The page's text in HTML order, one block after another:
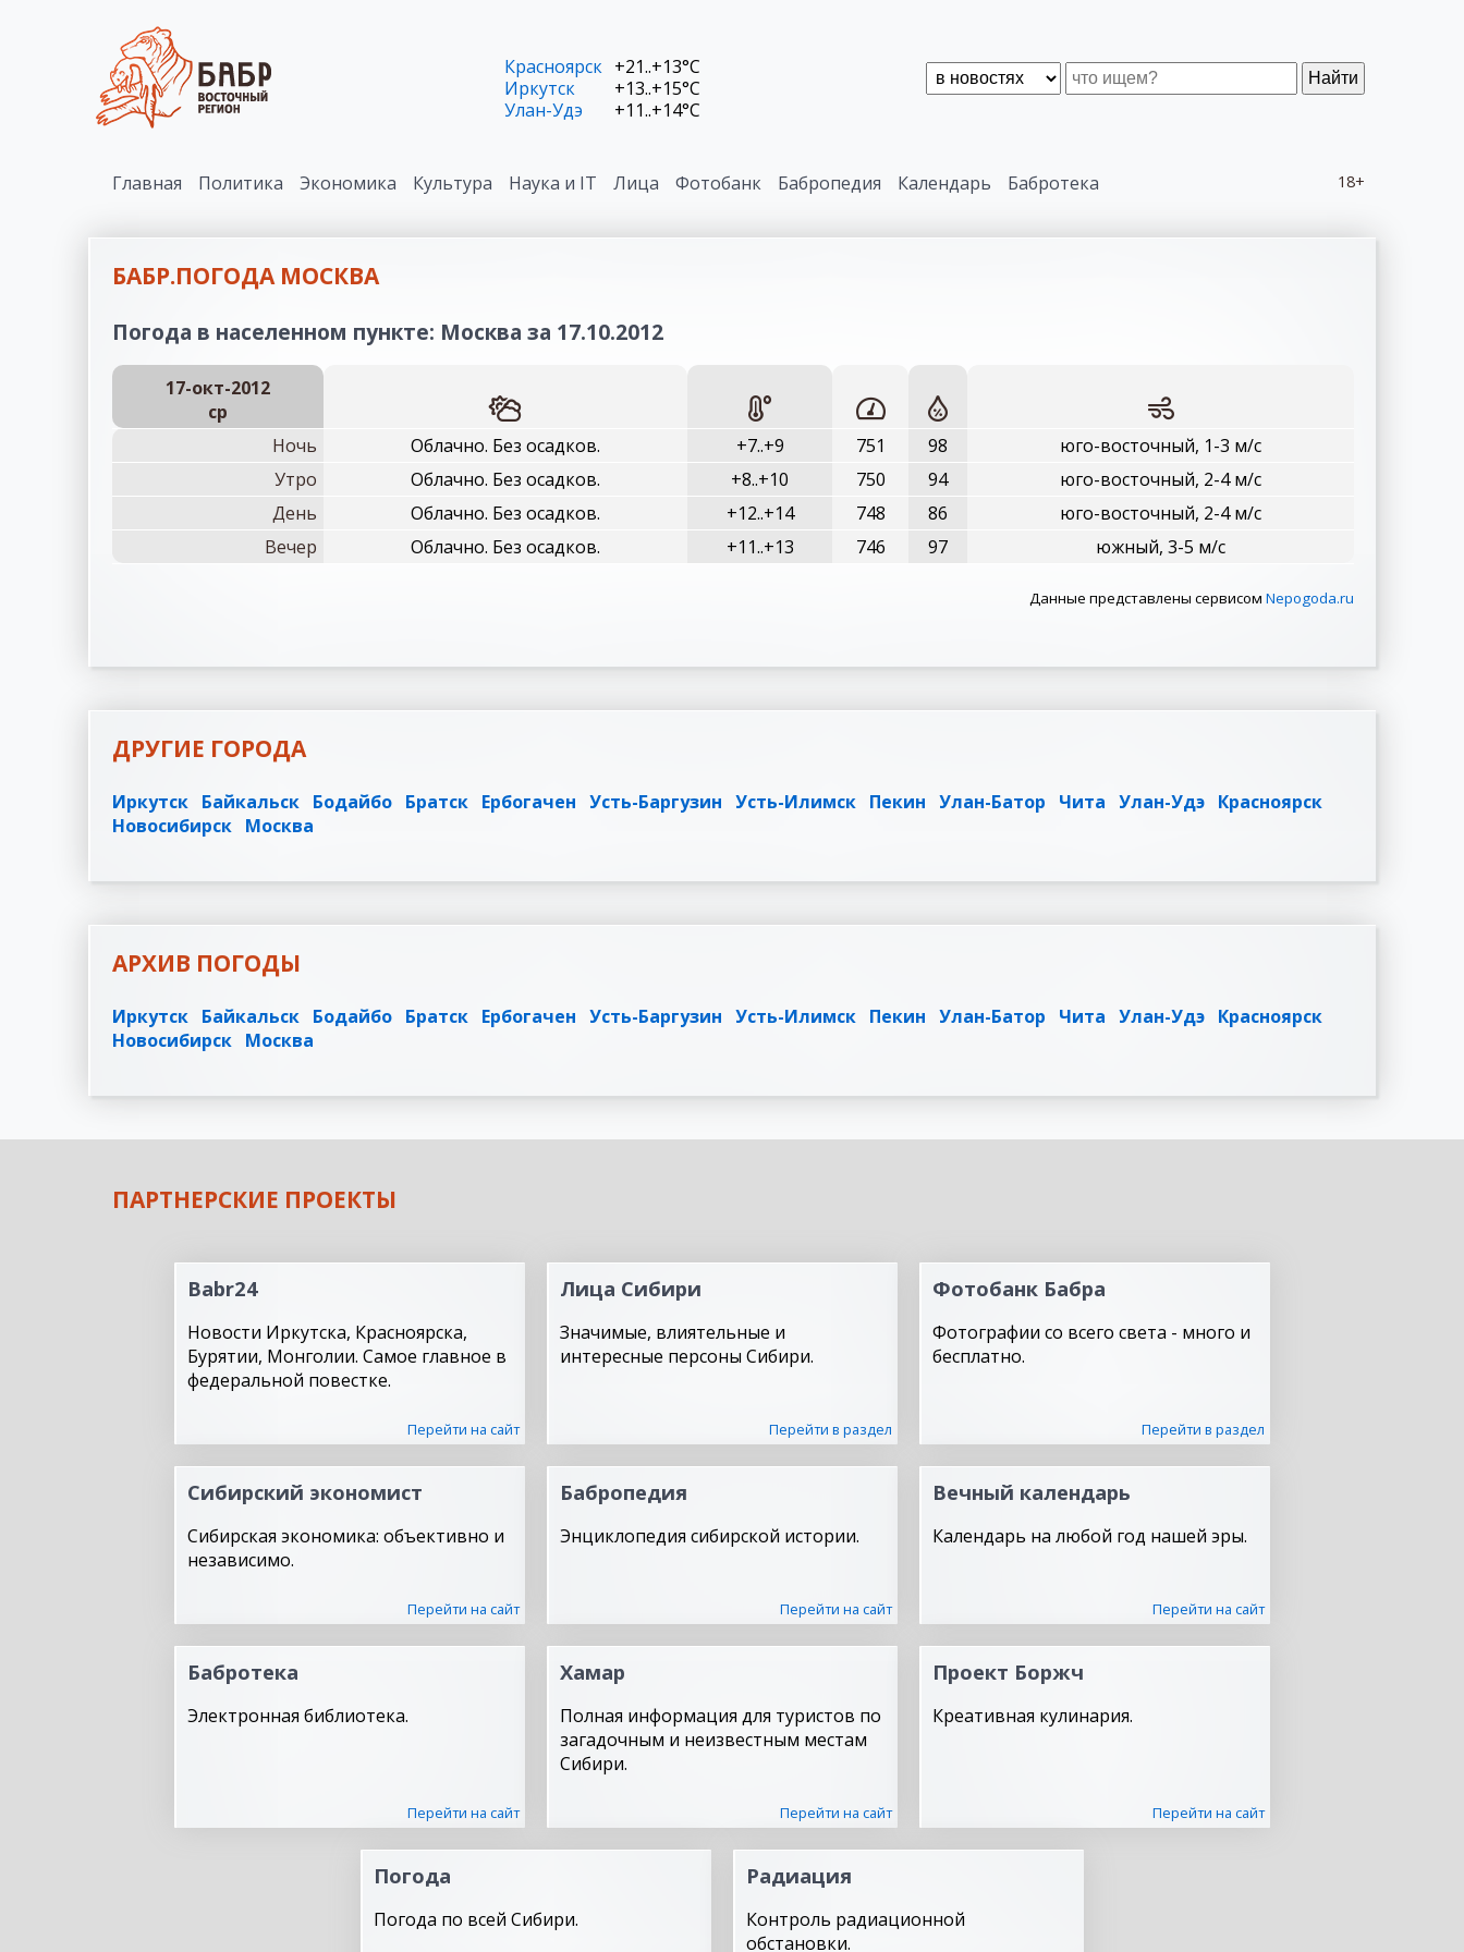
Найти
Красноярск +21..+13°C
Иркутск
+13..+15°C
Улан-Удэ
+11..+14°C
18+
Главная Политика Экономика Культура Наука и IT Лица Фотобанк Бабропедия Календарь Бабротека
БАБР.ПОГОДА МОСКВА
Погода в населенном пункте: Москва за 17.10.2012
17-окт-2012
ср
Ночь
Облачно. Без осадков. +7..+9 751 98
юго-восточный, 1-3 м/с
Утро
Облачно. Без осадков. +8..+10 750 94
юго-восточный, 2-4 м/с
День
Облачно. Без осадков. +12..+14 748 86
юго-восточный, 2-4 м/с
Вечер
Облачно. Без осадков. +11..+13 746 97 южный, 3-5 м/с
Данные представлены сервисом Nepogoda.ru
ДРУГИЕ ГОРОДА
Иркутск Байкальск Бодайбо Братск Ербогачен Усть-Баргузин Усть-Илимск Пекин Улан-Батор Чита Улан-Удэ Красноярск
Новосибирск Москва
АРХИВ ПОГОДЫ
Иркутск Байкальск Бодайбо Братск Ербогачен Усть-Баргузин Усть-Илимск Пекин Улан-Батор Чита Улан-Удэ Красноярск
Новосибирск Москва
ПАРТНЕРСКИЕ ПРОЕКТЫ
Babr24
Новости Иркутска, Красноярска,
Бурятии, Монголии. Самое главное в
федеральной повестке.
Перейти на сайт
Лица Сибири
Значимые, влиятельные и
интересные персоны Сибири.
Перейти в раздел
Фотобанк Бабра
Фотографии со всего света - много и
бесплатно.
Перейти в раздел
Сибирский экономист
Сибирская экономика: объективно и
независимо.
Перейти на сайт
Бабропедия
Энциклопедия сибирской истории.
Перейти на сайт
Вечный календарь
Календарь на любой год нашей эры.
Перейти на сайт
Бабротека
Электронная библиотека.
Перейти на сайт
Хамар
Полная информация для туристов по
загадочным и неизвестным местам
Сибири.
Перейти на сайт
Проект Боржч
Креативная кулинария.
Перейти на сайт
Погода
Погода по всей Сибири.
Радиация
Контроль радиационной
обстановки.